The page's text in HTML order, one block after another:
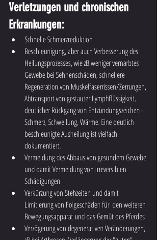
Verletzungen und chronischen
Erkrankungen:
Schnelle Schmerzreduktion
Beschleunigung, aber auch Verbesserung des
Heilungsprozesses, wie zB weniger vernarbtes
Gewebe bei Sehnenschäden, schnellere
Regeneration von Muskelfaserrissen/Zerrungen,
Abtransport von gestauter Lymphflüssigkeit,
deutlicher Rückgang von Entzündungszeichen -
Schmerz, Schwellung, Wärme. Eine deutlich
beschleunigte Ausheilung ist vielfach
dokumentiert.
Vermeidung des Abbaus von gesundem Gewebe
und damit Vermeidung von irreversiblen
Schädigungen
Verkürzung von Stehzeiten und damit
Limitierung von Folgeschäden für  den weiteren
Bewegungsapparat und das Gemüt des Pferdes
Verzögerung von degenerativen Veränderungen,